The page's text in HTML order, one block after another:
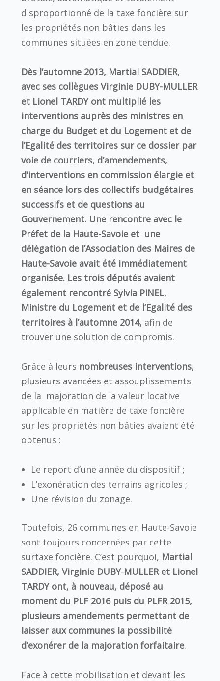
disproportionné de la taxe foncière sur
les propriétés non bâties dans les
communes situées en zone tendue.
Dès l’automne 2013, Martial SADDIER,
avec ses collègues Virginie DUBY-MULLER
et Lionel TARDY ont multiplié les
interventions auprès des ministres en
charge du Budget et du Logement et de
l’Egalité des territoires sur ce dossier par
voie de courriers, d’amendements,
d’interventions en commission élargie et
en séance lors des collectifs budgétaires
successifs et de questions au
Gouvernement. Une rencontre avec le
Préfet de la Haute-Savoie et une
délégation de l’Association des Maires de
Haute-Savoie avait été immédiatement
organisée. Les trois députés avaient
également rencontré Sylvia PINEL,
Ministre du Logement et de l’Egalité des
territoires à l’automne 2014, afin de
trouver une solution de compromis.
Grâce à leurs nombreuses interventions,
plusieurs avancées et assouplissements
de la majoration de la valeur locative
applicable en matière de taxe foncière
sur les propriétés non bâties avaient été
obtenus :
Le report d’une année du dispositif ;
L’exonération des terrains agricoles ;
Une révision du zonage.
Toutefois, 26 communes en Haute-Savoie
sont toujours concernées par cette
surtaxe foncière. C’est pourquoi, Martial
SADDIER, Virginie DUBY-MULLER et Lionel
TARDY ont, à nouveau, déposé au
moment du PLF 2016 puis du PLFR 2015,
plusieurs amendements permettant de
laisser aux communes la possibilité
d’exonérer de la majoration forfaitaire.
Face à cette mobilisation et devant les